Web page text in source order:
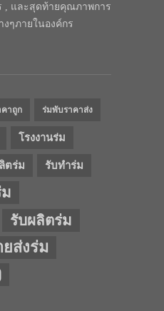
, และสุดท้ายคุณภาพการ
ๆภายในองค์กร
คาถูก ร่มพับราคาส่ง
โรงงานร่ม
ตร่ม รับทำร่ม
รับผลิตร่ม
ส่งร่ม